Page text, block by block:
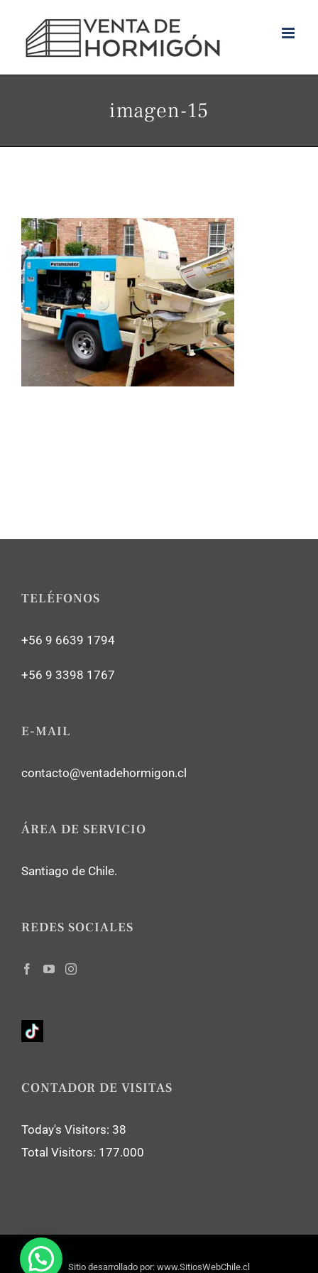
content
imagen-15
TELÉFONOS
+56 9 6639 1794
+56 9 3398 1767
E-MAIL
contacto@ventadehormigon.cl
ÁREA DE SERVICIO
Santiago de Chile.
REDES SOCIALES
CONTADOR DE VISITAS
Today's Visitors: 38
Total Visitors: 177.000
Sitio desarrollado por: www.SitiosWebChile.cl